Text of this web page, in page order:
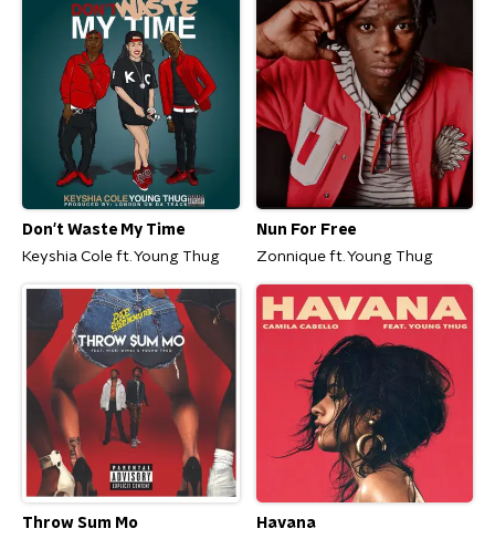
Don't Waste My Time
Keyshia Cole ft. Young Thug
Nun For Free
Zonnique ft. Young Thug
Throw Sum Mo
Havana